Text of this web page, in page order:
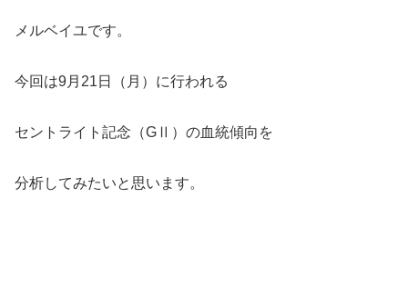
メルベイユです。
今回は9月21日（月）に行われる
セントライト記念（GⅡ）の血統傾向を
分析してみたいと思います。